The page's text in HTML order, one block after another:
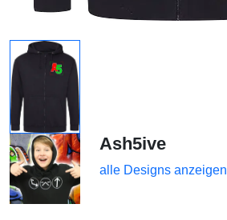
Ash5ive
alle Designs anzeigen